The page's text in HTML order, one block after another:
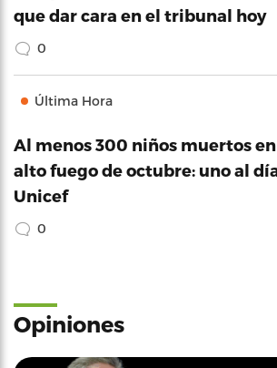
que dar cara en el tribunal hoy
0
Última Hora
Al menos 300 niños muertos en
alto fuego de octubre: uno al
Unicef
0
Opiniones